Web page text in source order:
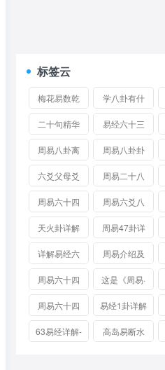
标签云
梅花易数乾
卦详解
学八卦有什
么用？让别
人对你高呼
牛逼的秘
技……
二十句精华
至理名言简
单理解《易
经》奥秘
易经六十三
卦详解
周易八卦离
卦详解
周易八卦卦
象图 - 周易
八卦对应表
六爻父母爻
发动变化详
解，父母爻
独发变化断
卦技巧
周易二十八
卦详解
周易六十四
卦详解 六十
四卦风雷益
卦详解
周易六爻八
卦六十四卦
图详解
天火卦详解
周易天地 天
火卦详解卦
辞
周易47卦详
解
详解易经六
十四卦
周易介绍及
64卦歌诀
周易六十四
卦图文详解
这是《周易·
易传·第四十
七卦困卦》
中讲君子经
周易六十四
卦第三十九
卦 水山蹇
易经1卦详解
63易经详解-
高岛易断水